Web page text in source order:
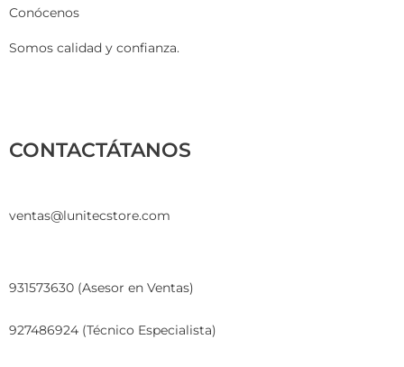
Conócenos
Somos calidad y confianza.
CONTACTÁTANOS
ventas@lunitecstore.com
931573630 (Asesor en Ventas)
927486924 (Técnico Especialista)